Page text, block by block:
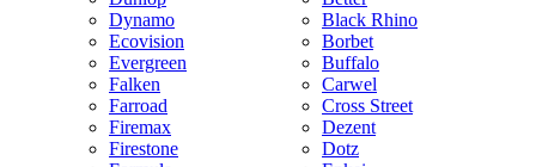
Dynamo
Ecovision
Evergreen
Falken
Farroad
Firemax
Firestone
Black Rhino
Borbet
Buffalo
Carwel
Cross Street
Dezent
Dotz